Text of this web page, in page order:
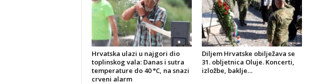
Hrvatska ulazi u najgori dio
toplinskog vala: Danas i sutra
temperature do 40 °C, na snazi
crveni alarm
Diljem Hrvatske obilježava se
31. obljetnica Oluje. Koncerti,
izložbe, baklje…